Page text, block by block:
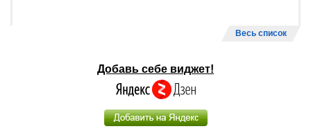
Весь список
Добавь себе виджет!